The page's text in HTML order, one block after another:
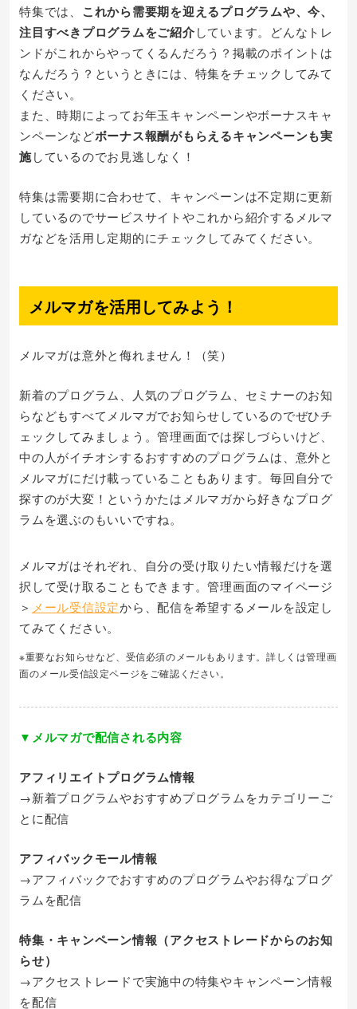
特集では、 これから需要期を迎えるプログラムや、今、
注目すべきプログラムをご紹介しています。どんなトレ
ンドがこれからやってくるんだろう？掲載のポイントは
なんだろう？というときには、特集をチェックしてみて
ください。
また、時期によってお年玉キャンペーンやボーナスキャ
ンペーンなどボーナス報酬がもらえるキャンペーンも実
施しているのでお見逃しなく！
特集は需要期に合わせて、キャンペーンは不定期に更新
しているのでサービスサイトやこれから紹介するメルマ
ガなどを活用し定期的にチェックしてみてください。
メルマガを活用してみよう！
メルマガは意外と侮れません！（笑）
新着のプログラム、人気のプログラム、セミナーのお知
らなどもすべてメルマガでお知らせしているのでぜひチ
ェックしてみましょう。管理画面では探しづらいけど、
中の人がイチオシするおすすめのプログラムは、意外と
メルマガにだけ載っていることもあります。毎回自分で
探すのが大変！というかたはメルマガから好きなプログ
ラムを選ぶのもいいですね。
メルマガはそれぞれ、自分の受け取りたい情報だけを選
択して受け取ることもできます。管理画面のマイページ
＞ メール受信設定から、配信を希望するメールを設定し
てみてください。
※重要なお知らせなど、受信必須のメールもあります。詳しくは管理画
面のメール受信設定ページをご確認ください。
▼メルマガで配信される内容
アフィリエイトプログラム情報
→新着プログラムやおすすめプログラムをカテゴリーご
とに配信
アフィバックモール情報
→アフィバックでおすすめのプログラムやお得なプログ
ラムを配信
特集・キャンペーン情報（アクセストレードからのお知
らせ）
→アクセストレードで実施中の特集やキャンペーン情報
を配信